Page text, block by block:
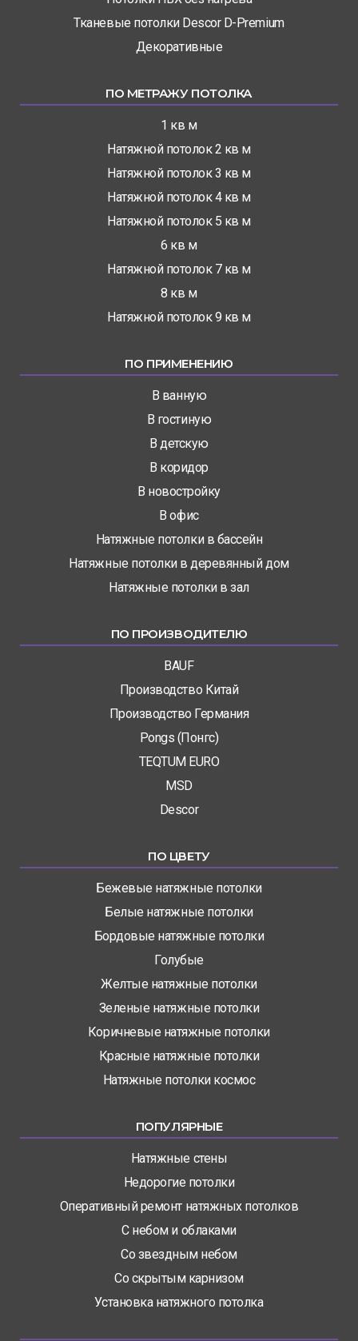
Тканевые потолки Descor D-Premium
Декоративные
ПО МЕТРАЖУ ПОТОЛКА
1 кв м
Натяжной потолок 2 кв м
Натяжной потолок 3 кв м
Натяжной потолок 4 кв м
Натяжной потолок 5 кв м
6 кв м
Натяжной потолок 7 кв м
8 кв м
Натяжной потолок 9 кв м
ПО ПРИМЕНЕНИЮ
В ванную
В гостиную
В детскую
В коридор
В новостройку
В офис
Натяжные потолки в бассейн
Натяжные потолки в деревянный дом
Натяжные потолки в зал
ПО ПРОИЗВОДИТЕЛЮ
BAUF
Производство Китай
Производство Германия
Pongs (Понгс)
TEQTUM EURO
MSD
Descor
ПО ЦВЕТУ
Бежевые натяжные потолки
Белые натяжные потолки
Бордовые натяжные потолки
Голубые
Желтые натяжные потолки
Зеленые натяжные потолки
Коричневые натяжные потолки
Красные натяжные потолки
Натяжные потолки космос
ПОПУЛЯРНЫЕ
Натяжные стены
Недорогие потолки
Оперативный ремонт натяжных потолков
С небом и облаками
Со звездным небом
Со скрытым карнизом
Установка натяжного потолка